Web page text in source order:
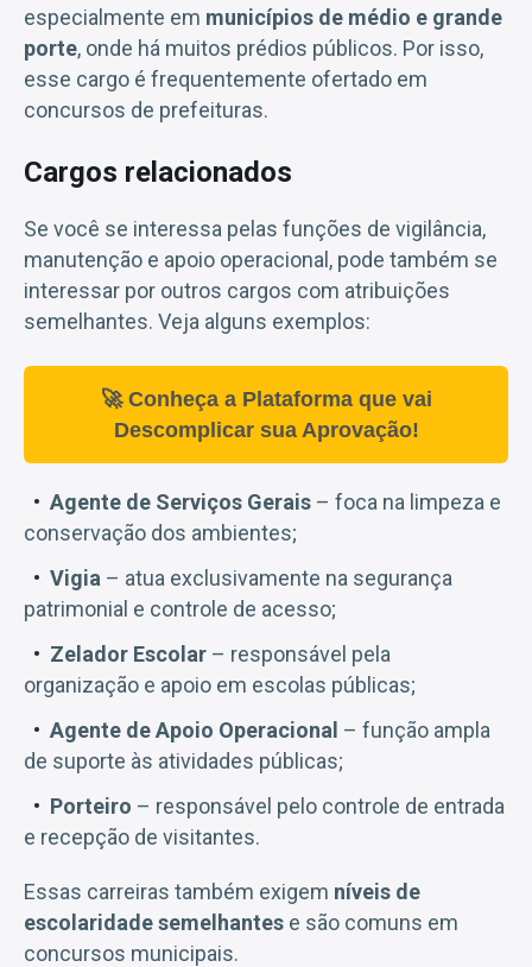
especialmente em municípios de médio e grande
porte, onde há muitos prédios públicos. Por isso,
esse cargo é frequentemente ofertado em
concursos de prefeituras.
Cargos relacionados
Se você se interessa pelas funções de vigilância,
manutenção e apoio operacional, pode também se
interessar por outros cargos com atribuições
semelhantes. Veja alguns exemplos:
🚀 Conheça a Plataforma que vai
Descomplicar sua Aprovação!
Agente de Serviços Gerais – foca na limpeza e
conservação dos ambientes;
Vigia – atua exclusivamente na segurança
patrimonial e controle de acesso;
Zelador Escolar – responsável pela
organização e apoio em escolas públicas;
Agente de Apoio Operacional – função ampla
de suporte às atividades públicas;
Porteiro – responsável pelo controle de entrada
e recepção de visitantes.
Essas carreiras também exigem níveis de
escolaridade semelhantes e são comuns em
concursos municipais.